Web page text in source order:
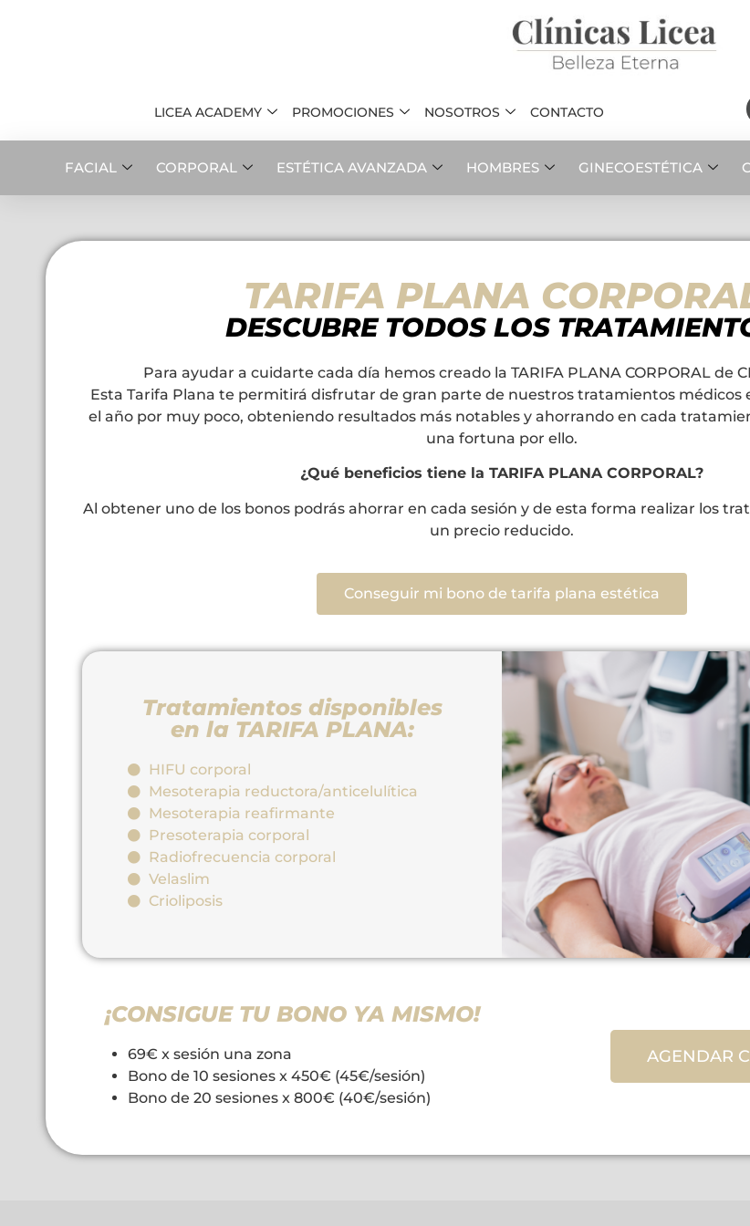
LICEA ACADEMY PROMOCIONES NOSOTROS CONTACTO
FACIAL CORPORAL ESTÉTICA AVANZADA HOMBRES GINECOESTÉTICA
TARIFA PLANA
DESCUBRE TODOS LOS
Para ayudar a cuidarte cada día hemos creado la TARIFA PLANA CORPORAL de
Esta Tarifa Plana te permitirá disfrutar de gran parte de nuestros tratamientos médicos
el año por muy poco, obteniendo resultados más notables y ahorrando en cada
una fortuna por ello.
¿Qué beneficios tiene la TARIFA PLANA CORPORAL?
Al obtener uno de los bonos podrás ahorrar en cada sesión y de esta forma realizar los
un precio reducido.
Conseguir mi bono de tarifa plana estética
Tratamientos disponibles
en la TARIFA PLANA:
HIFU corporal
Mesoterapia reductora/anticelulítica
Mesoterapia reafirmante
Presoterapia corporal
Radiofrecuencia corporal
Velaslim
Crioliposis
¡CONSIGUE TU BONO YA MISMO!
69€ x sesión una zona
Bono de 10 sesiones x 450€ (45€/sesión)
Bono de 20 sesiones x 800€ (40€/sesión)
AGENDAR